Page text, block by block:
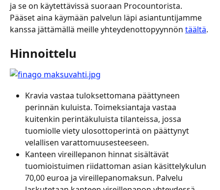
ja se on käytettävissä suoraan Procountorista.
Pääset aina käymään palvelun läpi asiantuntijamme
kanssa jättämällä meille yhteydenottopyynnön täältä.
Hinnoittelu
Kravia vastaa tuloksettomana päättyneen
perinnän kuluista. Toimeksiantaja vastaa
kuitenkin perintäkuluista tilanteissa, jossa
tuomiolle viety ulosottoperintä on päättynyt
velallisen varattomuusesteeseen.
Kanteen vireillepanon hinnat sisältävät
tuomioistuimen riidattoman asian käsittelykulun
70,00 euroa ja vireillepanomaksun. Palvelu